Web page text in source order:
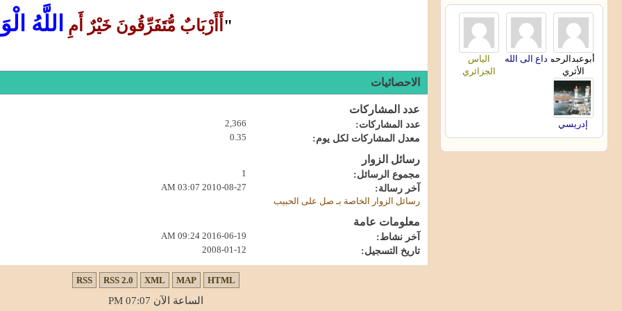
أبوعبدالرحمن
الأثري
داع الى الله
الياس
الجزائري
إدريسي
" أَأَرْبَابٌ مُّتَفَرِّقُونَ خَيْرٌ أَمِ اللَّهُ
الاحصائيات
عدد المشاركات
عدد المشاركات 2,366
معدل المشاركات لكل يوم 0.35
رسائل الزوار
مجموع الرسائل 1
آخر رسالة 2010-08-27
03:07 AM
رسائل الزوار الخاصة بـ صل على الحبيب
معلومات عامة
آخر نشاط 2016-06-19
09:24 AM
تاريخ التسجيل 2008-01-12
RSS RSS 2.0 XML MAP HTML
الساعة الآن 07:07 PM